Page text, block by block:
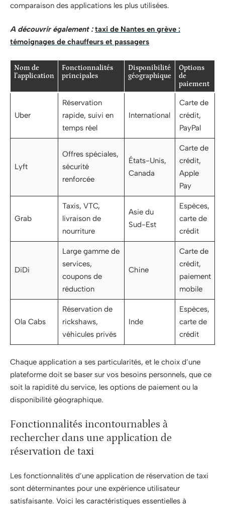
comparaison des applications les plus utilisées.
A découvrir également : taxi de Nantes en grève :
témoignages de chauffeurs et passagers
Nom de
l’application
Fonctionnalités
principales
Disponibilité
géographique
Options
de
paiement
Uber
Réservation
rapide, suivi en
temps réel
International
Carte de
crédit,
PayPal
Lyft
Offres spéciales,
sécurité
renforcée
États-Unis,
Canada
Carte de
crédit,
Apple
Pay
Grab
Taxis, VTC,
livraison de
nourriture
Asie du
Sud-Est
Espèces,
carte de
crédit
DiDi
Large gamme de
services,
coupons de
réduction
Chine
Carte de
crédit,
paiement
mobile
Ola Cabs
Réservation de
rickshaws,
véhicules privés
Inde
Espèces,
carte de
crédit
Chaque application a ses particularités, et le choix d’une
plateforme doit se baser sur vos besoins personnels, que ce
soit la rapidité du service, les options de paiement ou la
disponibilité géographique.
Fonctionnalités incontournables à
rechercher dans une application de
réservation de taxi
Les fonctionnalités d’une application de réservation de taxi
sont déterminantes pour une expérience utilisateur
satisfaisante. Voici les caractéristiques essentielles à